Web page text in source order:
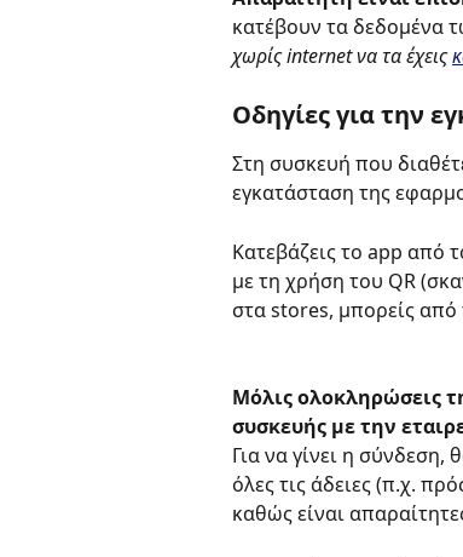
κατέβουν τα δεδομένα
χωρίς internet να τα έχεις
Οδηγίες για την
Στη συσκευή που
εγκατάσταση της
Κατεβάζεις το app από
με τη χρήση του QR
στα stores, μπορείς από
Μόλις ολοκληρώσεις
συσκευής με την
Για να γίνει η σύνδεση,
όλες τις άδειες (π.χ.
καθώς είναι